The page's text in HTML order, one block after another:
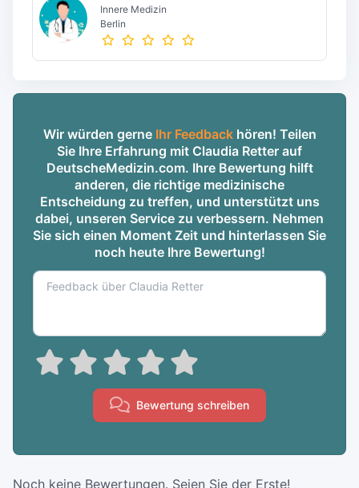
Innere Medizin
Berlin
Wir würden gerne Ihr Feedbackhören! Teilen
Sie Ihre Erfahrung mit Claudia Retter auf
DeutscheMedizin.com. Ihre Bewertung hilft
anderen, die richtige medizinische
Entscheidung zu treffen, und unterstützt uns
dabei, unseren Service zu verbessern. Nehmen
Sie sich einen Moment Zeit und hinterlassen Sie
noch heute Ihre Bewertung!
Bewertung schreiben
Noch keine Bewertungen. Seien Sie der Erste!